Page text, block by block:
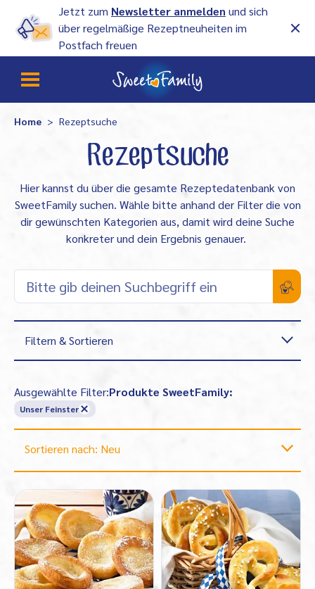
Jetzt zum Newsletter anmelden und sich
über regelmäßige Rezeptneuheiten im
Postfach freuen
Home Rezeptsuche
Rezeptsuche
Hier kannst du über die gesamte Rezeptedatenbank von
SweetFamily suchen. Wähle bitte anhand der Filter die von
dir gewünschten Kategorien aus, damit wird deine Suche
konkreter und dein Ergebnis genauer.
Filtern & Sortieren
Ausgewählte Filter:Produkte SweetFamily:
Unser Feinster
Sortieren nach: Neu